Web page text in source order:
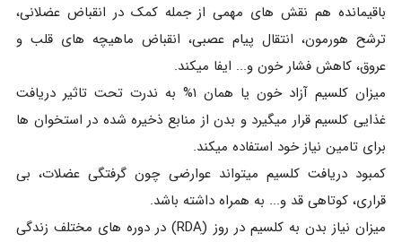
باقیمانده هم نقش های مهمی از جمله کمک در انقباض عضلانی،
ترشح هورمون، انتقال پیام عصبی، انقباض ماهیچه های قلب و
عروق، کاهش فشار خون و... ایفا میکند.
میزان کلسیم آزاد خون یا همان ۱% به ندرت تحت تاثیر دریافت
غذایی کلسیم قرار میگیرد و بدن از منابع ذخیره شده در استخوان ها
برای تامین نیاز خود استفاده میکند.
کمبود دریافت کلسیم میتواند عوارضی چون گرفتگی عضلات، بی
قراری، کوتاهی قد و... به همراه داشته باشد.
میزان نیاز بدن به کلسیم در روز (ِRDA) در دوره های مختلف زندگی